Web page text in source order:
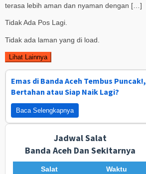
terasa lebih aman dan nyaman dengan […]
Tidak Ada Pos Lagi.
Tidak ada laman yang di load.
Lihat Lainnya
Emas di Banda Aceh Tembus Puncak!,
Bertahan atau Siap Naik Lagi?
Baca Selengkapnya
Jadwal Salat
Banda Aceh Dan Sekitarnya
Salat
Waktu